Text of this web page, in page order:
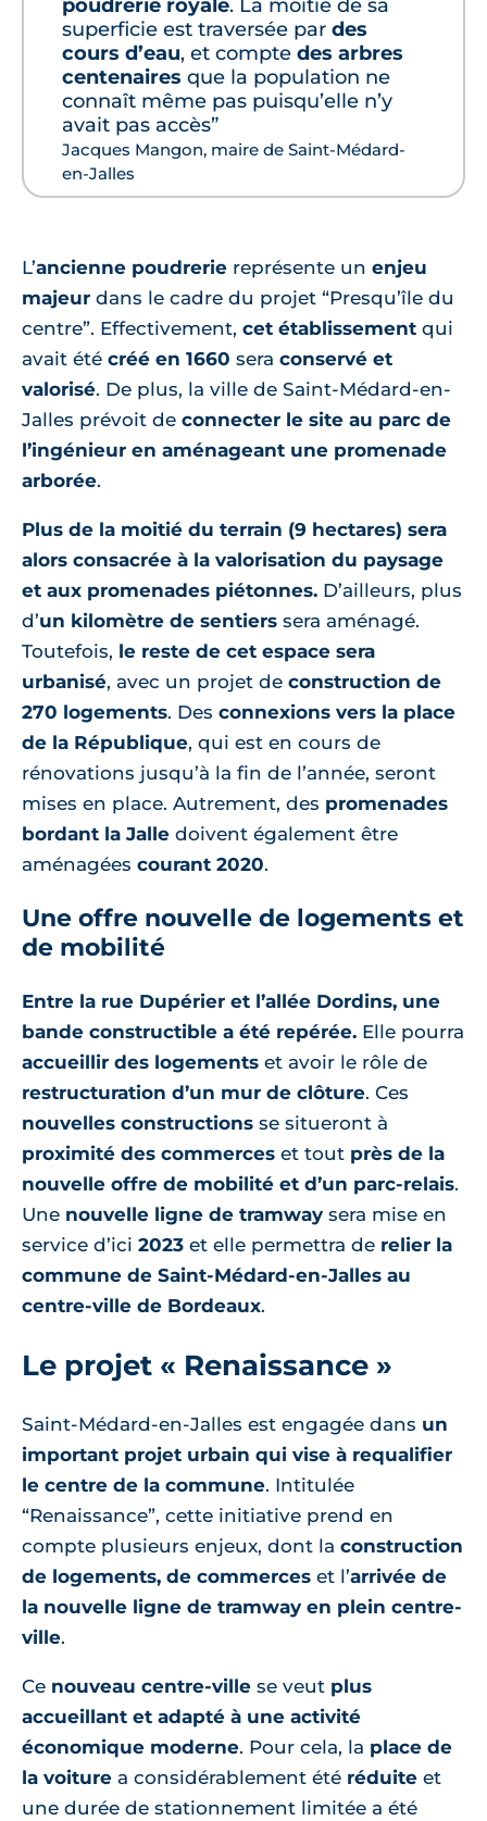
poudrerie royale. La moitié de sa
superficie est traversée par des
cours d’eau, et compte des arbres
centenaires que la population ne
connaît même pas puisqu’elle n’y
avait pas accès”
Jacques Mangon, maire de Saint-Médard-
en-Jalles
L’ancienne poudrerie représente un enjeu
majeur dans le cadre du projet “Presqu’île du
centre”. Effectivement, cet établissement qui
avait été créé en 1660 sera conservé et
valorisé. De plus, la ville de Saint-Médard-en-
Jalles prévoit de connecter le site au parc de
l’ingénieur en aménageant une promenade
arborée.
Plus de la moitié du terrain (9 hectares) sera
alors consacrée à la valorisation du paysage
et aux promenades piétonnes. D’ailleurs, plus
d’un kilomètre de sentiers sera aménagé.
Toutefois, le reste de cet espace sera
urbanisé, avec un projet de construction de
270 logements. Des connexions vers la place
de la République, qui est en cours de
rénovations jusqu’à la fin de l’année, seront
mises en place. Autrement, des promenades
bordant la Jalle doivent également être
aménagées courant 2020.
Une offre nouvelle de logements et
de mobilité
Entre la rue Dupérier et l’allée Dordins, une
bande constructible a été repérée. Elle pourra
accueillir des logements et avoir le rôle de
restructuration d’un mur de clôture. Ces
nouvelles constructions se situeront à
proximité des commerces et tout près de la
nouvelle offre de mobilité et d’un parc-relais.
Une nouvelle ligne de tramway sera mise en
service d’ici 2023 et elle permettra de relier la
commune de Saint-Médard-en-Jalles au
centre-ville de Bordeaux.
Le projet « Renaissance »
Saint-Médard-en-Jalles est engagée dans un
important projet urbain qui vise à requalifier
le centre de la commune. Intitulée
“Renaissance”, cette initiative prend en
compte plusieurs enjeux, dont la construction
de logements, de commerces et l’arrivée de
la nouvelle ligne de tramway en plein centre-
ville.
Ce nouveau centre-ville se veut plus
accueillant et adapté à une activité
économique moderne. Pour cela, la place de
la voiture a considérablement été réduite et
une durée de stationnement limitée a été